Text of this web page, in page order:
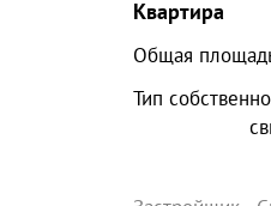
Квартира
Общая
Тип